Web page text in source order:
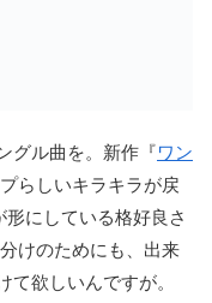
グル曲を。新作『ワン
らしいキラキラが戻
形にしている格好良さ
けのためにも、出来
て欲しいんですが。